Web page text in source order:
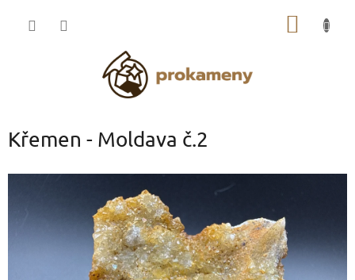
Křemen - Moldava č.2